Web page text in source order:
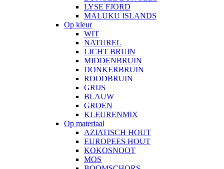
LYSE FJORD
MALUKU ISLANDS
Op kleur
WIT
NATUREL
LICHT BRUIN
MIDDENBRUIN
DONKERBRUIN
ROODBRUIN
GRIJS
BLAUW
GROEN
KLEURENMIX
Op materiaal
AZIATISCH HOUT
EUROPEES HOUT
KOKOSNOOT
MOS